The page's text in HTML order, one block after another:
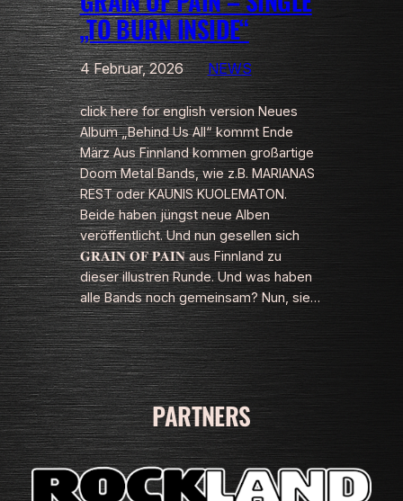
„TO BURN INSIDE“
4 Februar, 2026 NEWS
click here for english version Neues
Album „Behind Us All“ kommt Ende
März Aus Finnland kommen großartige
Doom Metal Bands, wie z.B. MARIANAS
REST oder KAUNIS KUOLEMATON.
Beide haben jüngst neue Alben
veröffentlicht. Und nun gesellen sich
𝐆𝐑𝐀𝐈𝐍 𝐎𝐅 𝐏𝐀𝐈𝐍 aus Finnland zu
dieser illustren Runde. Und was haben
alle Bands noch gemeinsam? Nun, sie…
PARTNERS